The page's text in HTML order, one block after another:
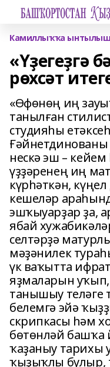
Камиллыҡҡа ынтылыш
«Үҙегеҙгә
рөхсәт
«Өфөнөң иң
танылған
студияһы
нескә эш –
үҙҙәренең иң
күрһәткән,
кешеләр
эшҡыуарҙар ҙа,
ябай
селтәрҙә
мәҙәнилек
үк ваҡытта
яҙмаларын
танышыу теләге
белемгә эйә
скрипкасы һәм
бөтөнләй
ҡаҙаныу тарихы
ҡыҙыҡлы булыр,